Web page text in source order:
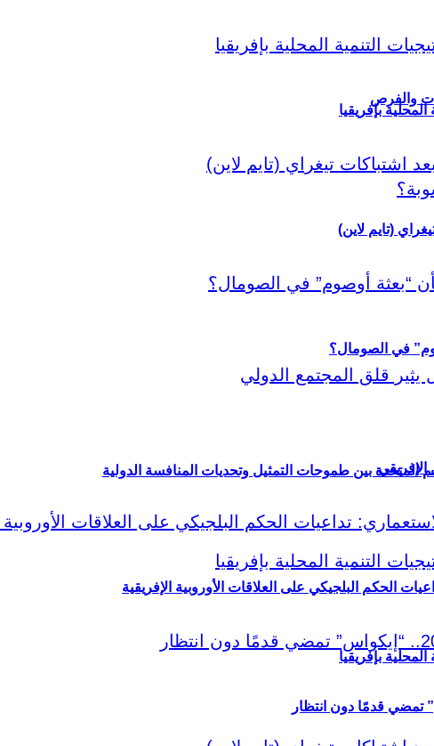
والفرص
المتحدة بين طموحات التمثيل وتحديات المنافسة الدولية
بإفريقيا
بإفريقيا
(تايم لاين)
الإفريقي
الحكم البلجيكي على العلاقات الأوروبية الإفريقية